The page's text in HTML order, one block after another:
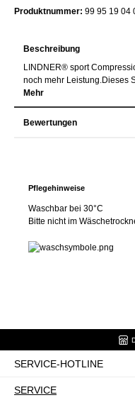
Produktnummer: 99 95 19 04
Beschreibung
LINDNER® sport
noch mehr Leistung.Dieses
Mehr
Bewertungen
Pflegehinweise
Waschbar bei 30°C
Bitte nicht im
SERVICE-HOTLINE
SERVICE